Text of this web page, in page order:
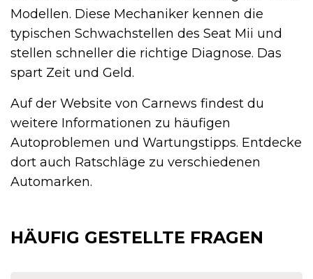
Modellen. Diese Mechaniker kennen die
typischen Schwachstellen des Seat Mii und
stellen schneller die richtige Diagnose. Das
spart Zeit und Geld.
Auf der Website von Carnews findest du
weitere Informationen zu häufigen
Autoproblemen und Wartungstipps. Entdecke
dort auch Ratschläge zu verschiedenen
Automarken.
HÄUFIG GESTELLTE FRAGEN